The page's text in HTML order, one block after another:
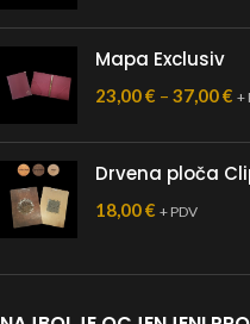
Mapa Exclusiv
23,00€ – 37,00€ +
Drvena ploča
18,00€ + PDV